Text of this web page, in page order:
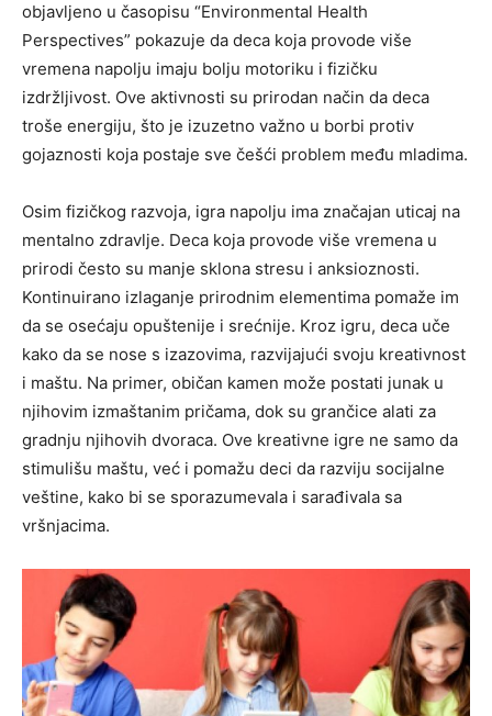
objavljeno u časopisu “Environmental Health
Perspectives” pokazuje da deca koja provode više
vremena napolju imaju bolju motoriku i fizičku
izdržljivost. Ove aktivnosti su prirodan način da deca
troše energiju, što je izuzetno važno u borbi protiv
gojaznosti koja postaje sve češći problem među mladima.
Osim fizičkog razvoja, igra napolju ima značajan uticaj na
mentalno zdravlje. Deca koja provode više vremena u
prirodi često su manje sklona stresu i anksioznosti.
Kontinuirano izlaganje prirodnim elementima pomaže im
da se osećaju opuštenije i srećnije. Kroz igru, deca uče
kako da se nose s izazovima, razvijajući svoju kreativnost
i maštu. Na primer, običan kamen može postati junak u
njihovim izmaštanim pričama, dok su grančice alati za
gradnju njihovih dvoraca. Ove kreativne igre ne samo da
stimulišu maštu, već i pomažu deci da razviju socijalne
veštine, kako bi se sporazumevala i sarađivala sa
vršnjacima.